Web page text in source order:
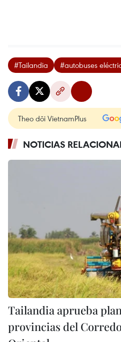
#Tailandia #autobuses
Theo dõi VietnamPlus
NOTICIAS
Tailandia aprueba
provincias del